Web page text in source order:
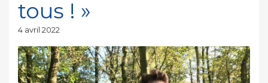
tous ! »
Publié
4 avril 2022